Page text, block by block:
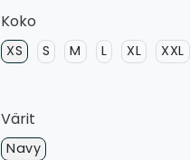
Koko
XS S M L XL XXL
Värit
Navy